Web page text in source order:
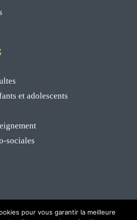
et adolescents
sociales
pour vous garantir la meilleure